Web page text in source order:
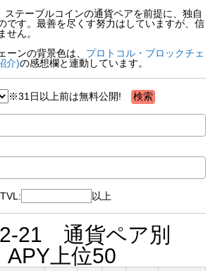
テーブルコインの通貨ペアを前提に、独自
です。最善を尽くす努力はしていますが、信
せん。
ンの背景色は、 プロトコル・ブロックチェ
介)の感想欄と連動しています。
※31日以上前は無料公開!
TVL: 以上
21 通貨ペア別
APY上位50